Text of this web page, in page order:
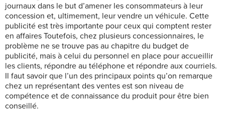
journaux dans le but d’amener les consommateurs à leur
concession et, ultimement, leur vendre un véhicule. Cette
publicité est très importante pour ceux qui comptent rester
en affaires Toutefois, chez plusieurs concessionnaires, le
problème ne se trouve pas au chapitre du budget de
publicité, mais à celui du personnel en place pour accueillir
les clients, répondre au téléphone et répondre aux courriels.
Il faut savoir que l’un des principaux points qu’on remarque
chez un représentant des ventes est son niveau de
compétence et de connaissance du produit pour être bien
conseillé.